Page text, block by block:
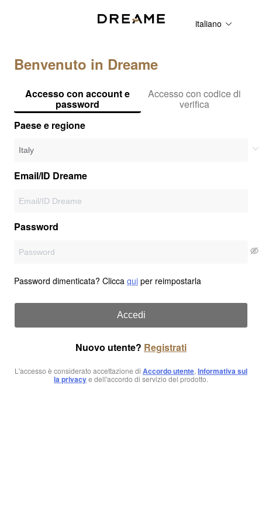
italiano
Benvenuto in Dreame
Accesso con account e
password
Accesso con codice di
verifica
Paese e regione
Email/ID Dreame
Password
Password dimenticata? Clicca qui per reimpostarla
Accedi
Nuovo utente? Registrati
L'accesso è considerato accettazione di Accordo utente, Informativa sul
la privacye dell'accordo di servizio del prodotto.